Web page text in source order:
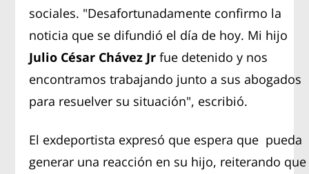
sociales. "Desafortunadamente confirmo la
noticia que se difundió el día de hoy. Mi hijo
Julio César Chávez Jrfue detenido y nos
encontramos trabajando junto a sus abogados
para resuelver su situación", escribió.
El exdeportista expresó que espera que pueda
generar una reacción en su hijo, reiterando que